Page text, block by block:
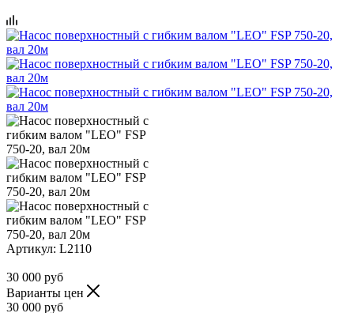
Артикул: L2110
30 000 руб
Варианты цен
30 000 руб